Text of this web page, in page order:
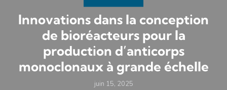
Innovations dans la conception
de bioréacteurs pour la
production d’anticorps
monoclonaux à grande échelle
juin 15, 2025